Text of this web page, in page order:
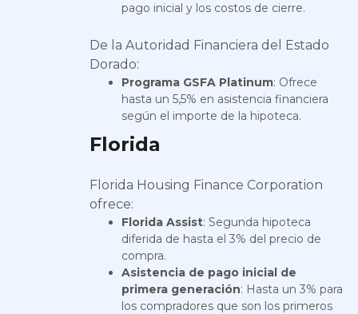
pago inicial y los costos de cierre.
De la Autoridad Financiera del Estado
Dorado:
Programa GSFA Platinum: Ofrece
hasta un 5,5% en asistencia financiera
según el importe de la hipoteca.
Florida
Florida Housing Finance Corporation
ofrece:
Florida Assist: Segunda hipoteca
diferida de hasta el 3% del precio de
compra.
Asistencia de pago inicial de
primera generación: Hasta un 3% para
los compradores que son los primeros